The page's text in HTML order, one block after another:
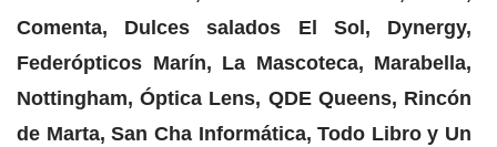
Comenta, Dulces salados El Sol, Dynergy,
Federópticos Marín, La Mascoteca, Marabella,
Nottingham, Óptica Lens, QDE Queens, Rincón
de Marta, San Cha Informática, Todo Libro y Un